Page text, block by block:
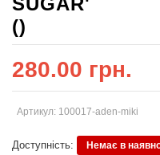
()
280.00 грн.
Артикул: 100017-aden-miki
Доступність: Немає в